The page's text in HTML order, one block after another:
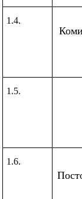
1.4.
1.5.
1.6.